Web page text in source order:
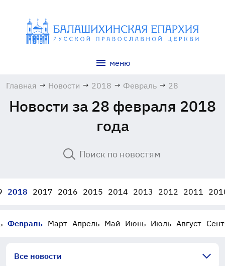
меню
Главная → Новости → 2018 → Февраль → 28
Новости за 28 февраля 2018
года
2018 2017 2016 2015 2014 2013 2012 2011
Февраль Март Апрель Май Июнь Июль Август
Все новости